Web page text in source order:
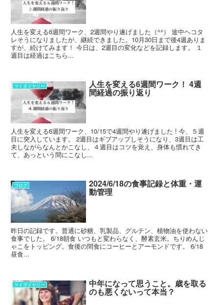
人生を変える6週間ワーク、2週間やり遂げました（^^） 途中ヘコタ
レそうになりましたが、継続できました。10月30日まで後4週ありま
すが、続けてみます！ 今日は、2週目の変化などを記録します。 １
週目は経過はこちら...
マイダイヤリー 人生を変える6週間ワーク！ 4週
間経過の振り返り
人生を変える6週間ワーク、10/15で4週間やり遂げました ! 今、５週
目に突入しています。 2週目はギブアップしそうになり、3週目は工
夫しながらなんとかこなし、４週目はコツを覚え、身体も慣れてき
て、あっという間にこなし...
ブログ 2024/6/18の食事記録と体重・運
動管理
昨日の記録です。普通に砂糖、乳製品、グルテン、植物油を使わない
食事でした。 6/18朝食 いつもと変わらなく、酵素玄米。ちりめんじ
ゃこをトッピング。食後の間食にコーヒーとアーモンドです。 6/18
昼食...
マイダイヤリー 中年になって思うこと。歳を取る
のも悪くないって本当？